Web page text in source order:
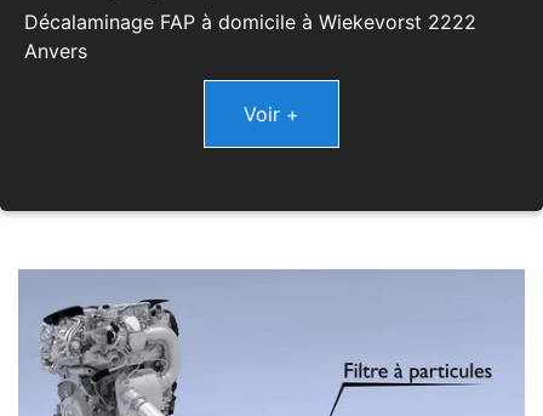
Décalaminage FAP à domicile à Wiekevorst 2222
Anvers
Voir +